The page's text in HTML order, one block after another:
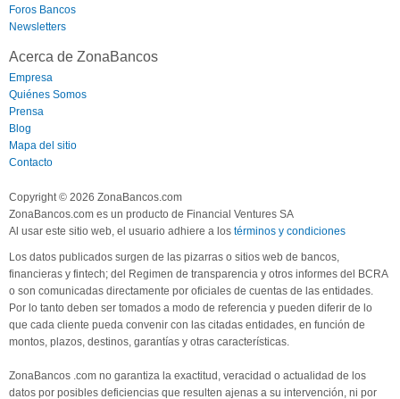
Foros Bancos
Newsletters
Acerca de ZonaBancos
Empresa
Quiénes Somos
Prensa
Blog
Mapa del sitio
Contacto
Copyright © 2026 ZonaBancos.com
ZonaBancos.com es un producto de Financial Ventures SA
Al usar este sitio web, el usuario adhiere a los términos y condiciones
Los datos publicados surgen de las pizarras o sitios web de bancos,
financieras y fintech; del Regimen de transparencia y otros informes del BCRA
o son comunicadas directamente por oficiales de cuentas de las entidades.
Por lo tanto deben ser tomados a modo de referencia y pueden diferir de lo
que cada cliente pueda convenir con las citadas entidades, en función de
montos, plazos, destinos, garantías y otras características.
ZonaBancos .com no garantiza la exactitud, veracidad o actualidad de los
datos por posibles deficiencias que resulten ajenas a su intervención, ni por